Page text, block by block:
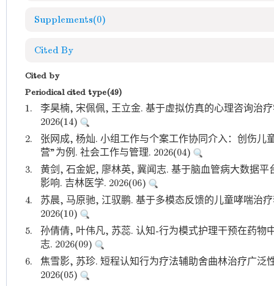
Supplements(0)
Cited By
Cited by
Periodical cited type(49)
1.
李昊楠, 宋佩佩, 王立金. 基于虚拟仿真的心理咨询治
2026(14)
2.
张网成, 杨灿. 小组工作与个案工作协同介入：创伤
营”为例. 社会工作与管理. 2026(04)
3.
黄剑, 石金妮, 廖林英, 冀闻志. 基于脑血管病大数据
影响. 吉林医学. 2026(06)
4.
苏晨, 马原驰, 江驭鹏. 基于多模态反馈的儿童哮喘治
2026(10)
5.
孙倩倩, 叶伟凡, 苏蕊. 认知-行为模式护理干预在药物
志. 2026(09)
6.
焦雪影, 苏珍. 短程认知行为疗法辅助舍曲林治疗广泛
2026(05)